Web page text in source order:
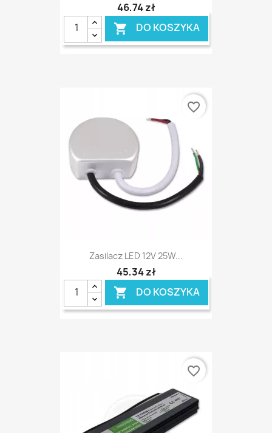
46,74 zł
 DO KOSZYKA
Zasilacz LED 12V 25W...
45,34 zł
 DO KOSZYKA
favorite_border
favorite_border